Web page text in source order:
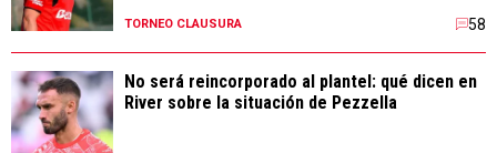
TORNEO CLAUSURA 58
No será reincorporado al plantel: qué dicen en
River sobre la situación de Pezzella